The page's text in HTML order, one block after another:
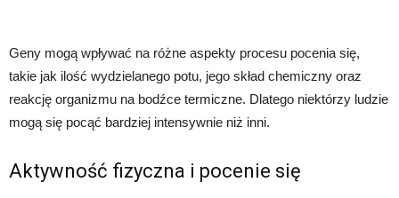
Geny mogą wpływać na różne aspekty procesu pocenia się,
takie jak ilość wydzielanego potu, jego skład chemiczny oraz
reakcję organizmu na bodźce termiczne. Dlatego niektórzy ludzie
mogą się pocąć bardziej intensywnie niż inni.
Aktywność fizyczna i pocenie się